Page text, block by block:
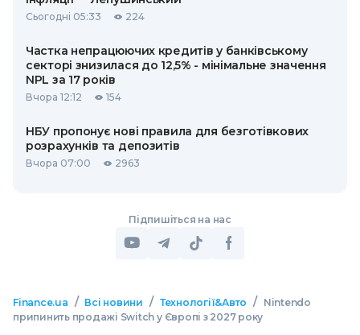
Сьогодні 05:33 224
Частка непрацюючих кредитів у банківському
секторі знизилася до 12,5% - мінімальне значення
NPL за 17 років
Вчора 12:12 154
НБУ пропонує нові правила для безготівкових
розрахунків та депозитів
Вчора 07:00 2963
Підпишіться на нас
Finance.ua / Всі новини / Технології&Авто /
Nintendo
припинить продажі Switch у Європі з 2027 року